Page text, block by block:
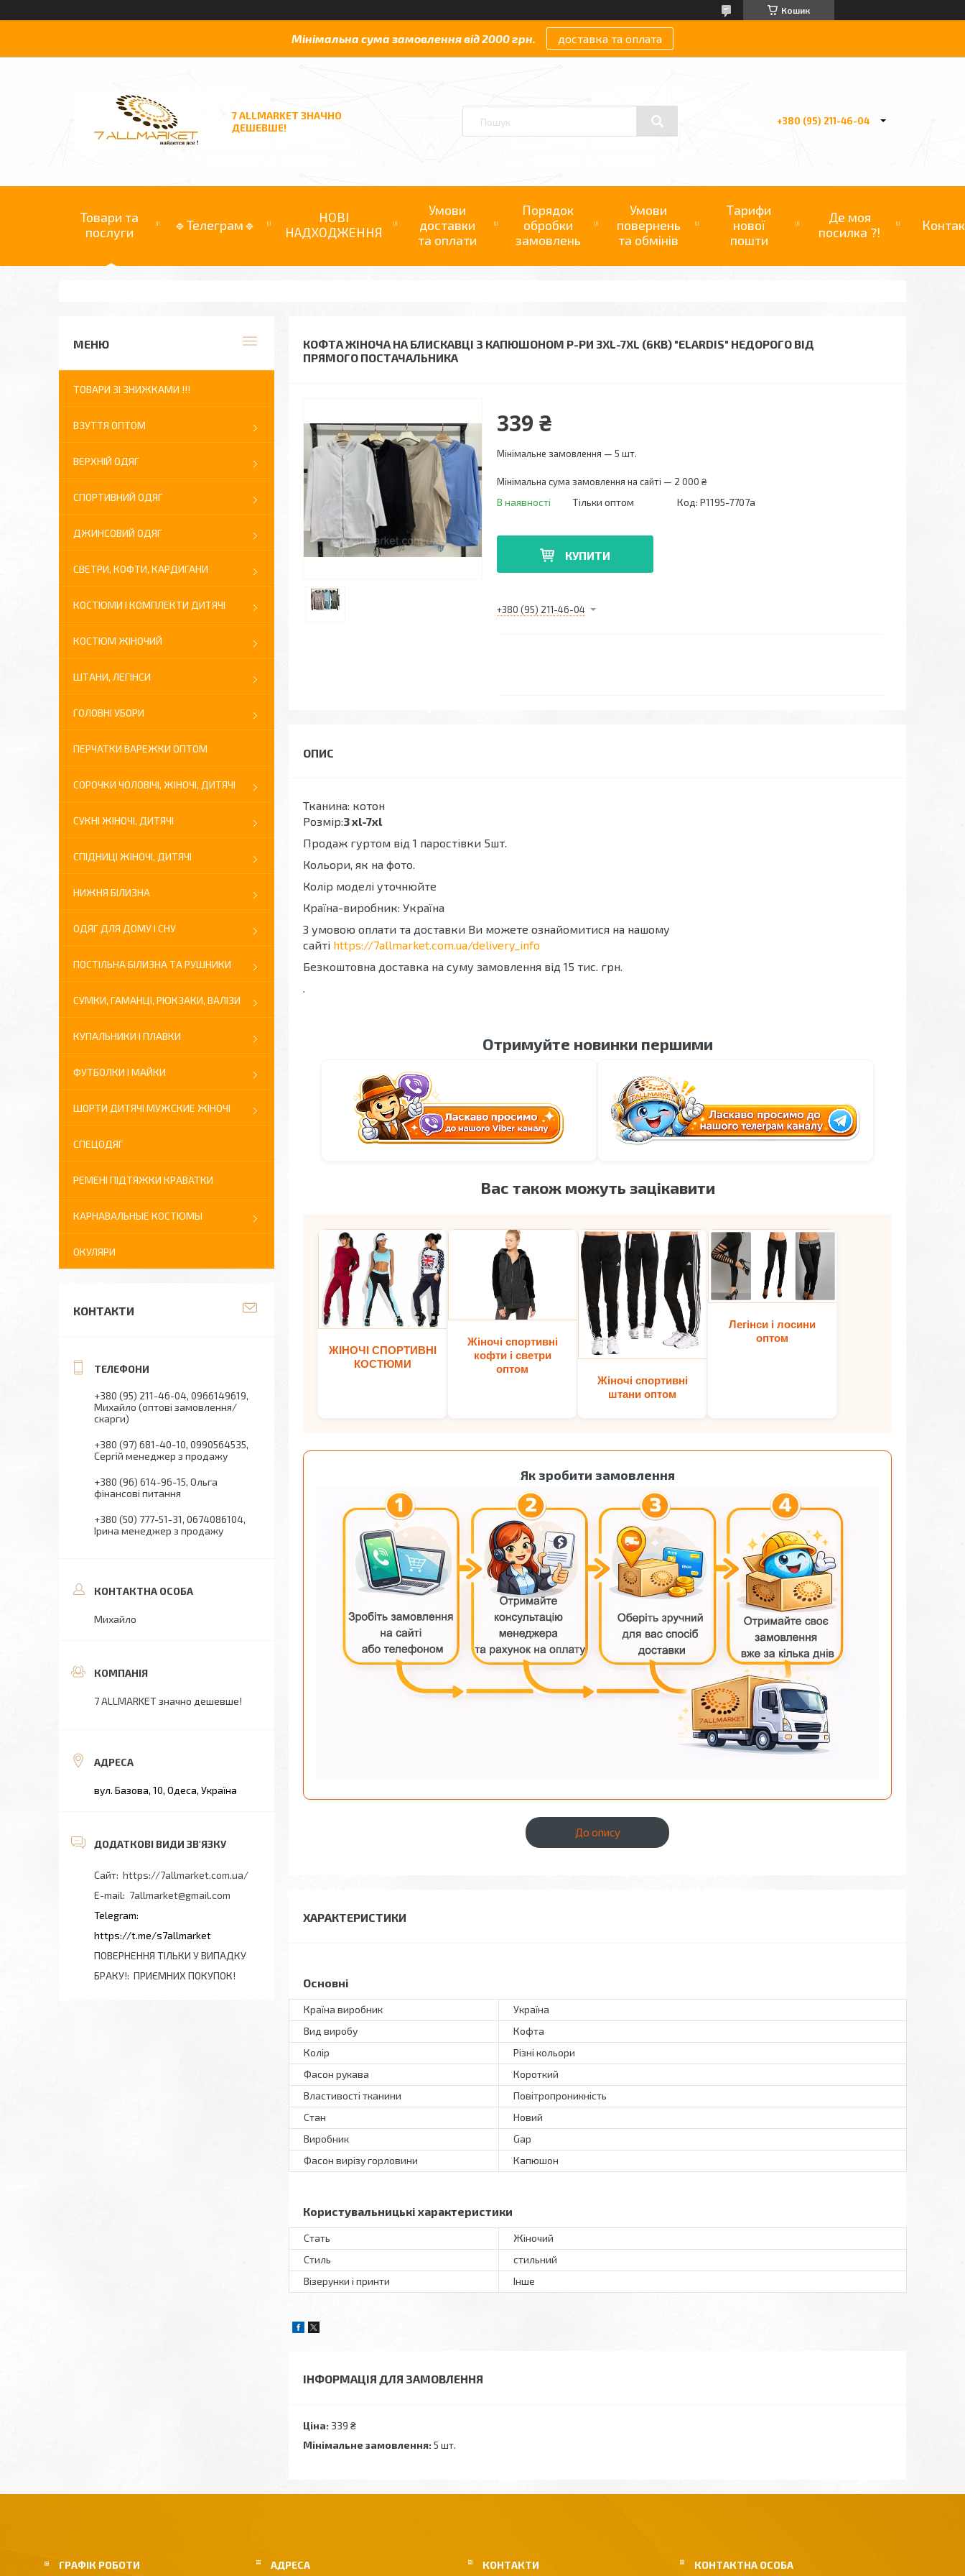
Кошик
Мінімальна сума замовлення від 2000 грн. доставка та оплата
7 ALLMARKET ЗНАЧНО
ДЕШЕВШЕ!
+380 (95) 211-46-04
Товари та
послуги
🔹Телеграм🔹
НОВІ
НАДХОДЖЕННЯ
Умови
доставки
та оплати
Порядок
обробки
замовлень
Умови
повернень
та обмінів
Тарифи
нової
пошти
Де моя
посилка ?!
КОФТА ЖІНОЧА НА БЛИСКАВЦІ З КАПЮШОНОМ Р-РИ 3XL-7XL (6КВ) "ELARDIS" НЕДОРОГО ВІД
ПРЯМОГО ПОСТАЧАЛЬНИКА
339 ₴
Мінімальне замовлення — 5 шт.
Мінімальна сума замовлення на сайті — 2 000 ₴
В наявності Тільки оптом Код: P1195-7707a
КУПИТИ
+380 (95) 211-46-04
Тканина: котон
Розмір:3 xl-7xl
Продаж гуртом від 1 паростівки 5шт.
Кольори, як на фото.
Колір моделі уточнюйте
Країна-виробник: Україна
З умовою оплати та доставки Ви можете ознайомитися на нашому
сайті https://7allmarket.com.ua/delivery_info
Безкоштовна доставка на суму замовлення від 15 тис. грн.
.
Отримуйте новинки першими
Вас також можуть зацікавити
ЖІНОЧІ СПОРТИВНІ
КОСТЮМИ
Жіночі спортивні
кофти і светри
оптом
Жіночі спортивні
штани оптом
Легінси і лосини
оптом
Як зробити замовлення
До опису
ХАРАКТЕРИСТИКИ
Основні
Країна виробник
Україна
Вид виробу
Кофта
Колір
Різні кольори
Фасон рукава
Короткий
Властивості тканини
Повітропроникність
Стан
Новий
Виробник
Gap
Фасон вирізу горловини
Капюшон
Користувальницькі характеристики
Стать
Жіночий
Стиль
стильний
Візерунки і принти
Інше
ІНФОРМАЦІЯ ДЛЯ ЗАМОВЛЕННЯ
Ціна: 339 ₴
Мінімальне замовлення: 5 шт.
ТОВАРИ ЗІ ЗНИЖКАМИ !!!
ВЗУТТЯ ОПТОМ
ВЕРХНІЙ ОДЯГ
СПОРТИВНИЙ ОДЯГ
ДЖИНСОВИЙ ОДЯГ
СВЕТРИ, КОФТИ, КАРДИГАНИ
КОСТЮМИ І КОМПЛЕКТИ ДИТЯЧІ
КОСТЮМ ЖІНОЧИЙ
ШТАНИ, ЛЕГІНСИ
ГОЛОВНІ УБОРИ
ПЕРЧАТКИ ВАРЕЖКИ ОПТОМ
СОРОЧКИ ЧОЛОВІЧІ, ЖІНОЧІ, ДИТЯЧІ
СУКНІ ЖІНОЧІ, ДИТЯЧІ
СПІДНИЦІ ЖІНОЧІ, ДИТЯЧІ
НИЖНЯ БІЛИЗНА
ОДЯГ ДЛЯ ДОМУ І СНУ
ПОСТІЛЬНА БІЛИЗНА ТА РУШНИКИ
СУМКИ, ГАМАНЦІ, РЮКЗАКИ, ВАЛІЗИ
КУПАЛЬНИКИ І ПЛАВКИ
ФУТБОЛКИ І МАЙКИ
ШОРТИ ДИТЯЧІ МУЖСКИЕ ЖІНОЧІ
СПЕЦОДЯГ
РЕМЕНІ ПІДТЯЖКИ КРАВАТКИ
КАРНАВАЛЬНЫЕ КОСТЮМЫ
ОКУЛЯРИ
КОНТАКТИ
+380 (95) 211-46-04 0966149619
Михайло (оптові замовлення/
скарги)
+380 (97) 681-40-10 0990564535
Сергій менеджер з продажу
+380 (96) 614-96-15 Ольга
фінансові питання
+380 (50) 777-51-31 0674086104
Ірина менеджер з продажу
Михайло
7 ALLMARKET значно дешевше!
вул. Базова, 10, Одеса, Україна
https://7allmarket.com.ua/
7allmarket@gmail.com
https://t.me/s7allmarket
ПОВЕРНЕННЯ ТІЛЬКИ У ВИПАДКУ
БРАКУ! ПРИЄМНИХ ПОКУПОК!
ГРАФІК РОБОТИ